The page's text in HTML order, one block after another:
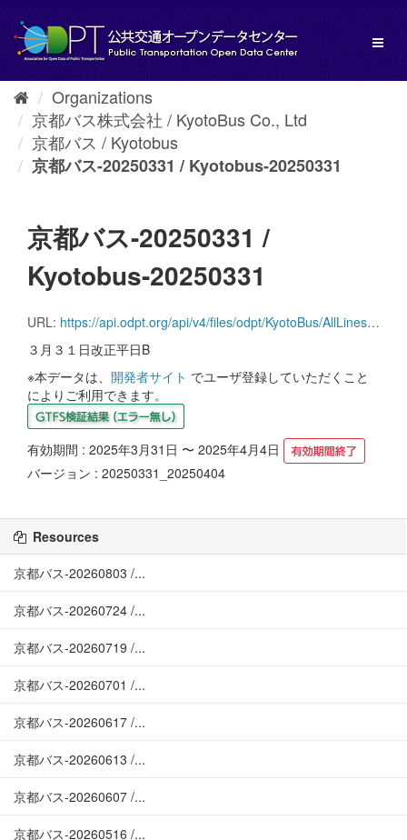
content
Organizations
京都バス株式会社 / KyotoBus Co., Ltd
京都バス / Kyotobus
京都バス-20250331 / Kyotobus-20250331
京都バス-20250331 /
Kyotobus-20250331
URL: https://api.odpt.org/api/v4/files/odpt/KyotoBus/AllLines.zip?date=20250331&acl:consumerKey=[アクセストークン/YOUR_ACCESS_TOKEN]
３月３１日改正平日B
※本データは、 開発者サイト でユーザ登録していただくこと
によりご利用できます。
有効期間 : 2025年3月31日 〜 2025年4月4日
バージョン : 20250331_20250404
Resources
京都バス-20260803 /...
京都バス-20260724 /...
京都バス-20260719 /...
京都バス-20260701 /...
京都バス-20260617 /...
京都バス-20260613 /...
京都バス-20260607 /...
京都バス-20260516 /...